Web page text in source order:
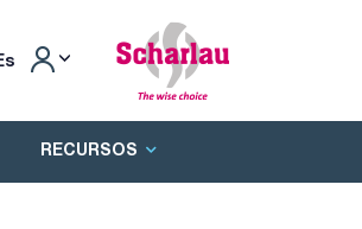
RECURSOS